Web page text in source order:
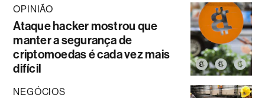
OPINIÃO
Ataque hacker mostrou que
manter a segurança de
criptomoedas é cada vez mais
difícil
NEGÓCIOS